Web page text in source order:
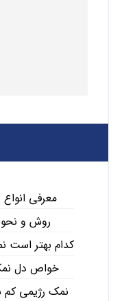
معرفی
روش و
کدام بهتر است
خواص دل
نمک رژیمی